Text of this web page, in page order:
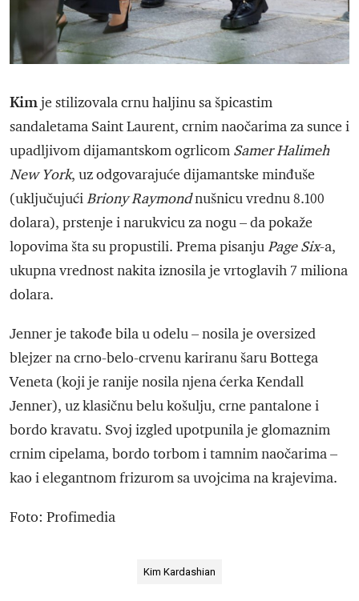
Kimje stilizovala crnu haljinu sa špicastim
sandaletama Saint Laurent, crnim naočarima za sunce i
upadljivom dijamantskom ogrlicom Samer Halimeh
New York, uz odgovarajuće dijamantske minđuše
(uključujućiBriony Raymondnušnicu vrednu 8.100
dolara), prstenje i narukvicu za nogu – da pokaže
lopovima šta su propustili. Prema pisanjuPage Six-a,
ukupna vrednost nakita iznosila je vrtoglavih 7 miliona
dolara.
Jenner je takođe bila u odelu – nosila je oversized
blejzer na crno-belo-crvenu kariranu šaru Bottega
Veneta (koji je ranije nosila njena ćerka Kendall
Jenner), uz klasičnu belu košulju, crne pantalone i
bordo kravatu. Svoj izgled upotpunila je glomaznim
crnim cipelama, bordo torbom i tamnim naočarima –
kao i elegantnom frizurom sa uvojcima na krajevima.
Foto: Profimedia
Kim Kardashian